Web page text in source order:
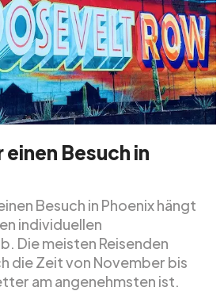
Besuch in
Besuch in Phoenix hängt
individuellen
Die meisten Reisenden
die Zeit von November bis
am angenehmsten ist.